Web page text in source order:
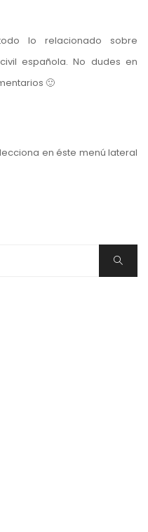
lo relacionado sobre
española. No dudes en
🙂
en éste menú lateral
Buscar